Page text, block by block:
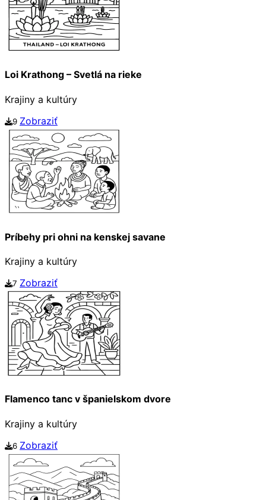
Loi Krathong – Svetlá na rieke
Krajiny a kultúry
9 Zobraziť
Príbehy pri ohni na kenskej savane
Krajiny a kultúry
7 Zobraziť
Flamenco tanc v španielskom dvore
Krajiny a kultúry
6 Zobraziť